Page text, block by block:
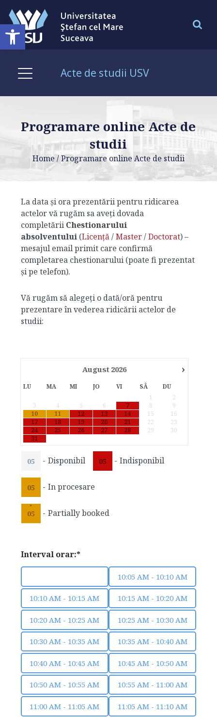
Deschide bara de unelte
Acte de studii USV
Programare online Acte de
studii
Home /Programare online Acte de studii
La data şi ora prezentării pentru ridicarea
actelor vă rugăm sa aveţi dovada
completării Chestionarului
absolventului(Licență/Master/Doctorat) –
mesajul email primit care confirmă
completarea chestionarului (poate fi prezentat
și pe telefon).
Vă rugăm să alegeţi o dată/oră pentru
prezentare în vederea ridicării actelor de
studii:
›
August 2026
LU MA MI JO VI SÂ
DU
1
2
3
4 5 6 7 8
9
10
···
11 ····
12 ····
13 ····
14 15 16
·
17 ··
18 ·
19 ·
20 21 22 23
······
24 ··
25 ·
26 ··
27 ··
28 29 30
·
31
05 - Disponibil 05 - Indisponibil
05 - In procesare
·
05 - Partially booked
Interval orar:*
10:05 AM - 10:10 AM
10:10 AM - 10:15 AM 10:15 AM - 10:20 AM
10:20 AM - 10:25 AM 10:25 AM - 10:30 AM
10:30 AM - 10:35 AM 10:35 AM - 10:40 AM
10:40 AM - 10:45 AM 10:45 AM - 10:50 AM
10:50 AM - 10:55 AM 10:55 AM - 11:00 AM
11:00 AM - 11:05 AM 11:05 AM - 11:10 AM